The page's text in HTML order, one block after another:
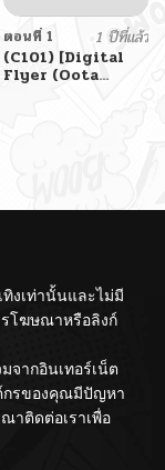
ตอนที่ 1
1 ปีที่แล้ว
(C101) [Digital
Flyer (Oota
งเท่านั้นและไม่มี
รโฆษณาหรือลิงก์
จากอินเทอร์เน็ต
กรของคุณมีปัญหา
าติดต่อเราเพื่อ